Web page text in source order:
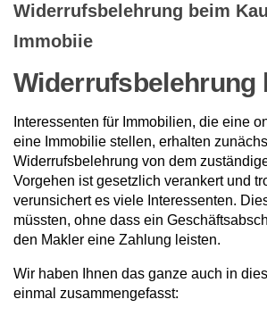
Widerrufsbelehrung beim
Immobiie
Widerrufsbelehrung
Interessenten für Immobilien, die eine
eine Immobilie stellen, erhalten
Widerrufsbelehrung von dem
Vorgehen ist gesetzlich verankert und
verunsichert es viele Interessenten.
müssten, ohne dass ein
den Makler eine Zahlung leisten.
Wir haben Ihnen das ganze auch in
einmal zusammengefasst: